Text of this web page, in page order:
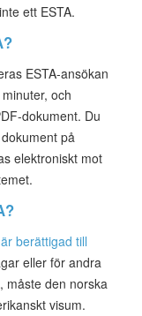
ett ESTA.
ESTA-ansökan
och
dokument. Du
på
elektroniskt mot
berättigad till
eller för andra
måste den norska
visum.